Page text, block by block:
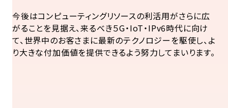
今後はコンピューティングリソースの利活用がさらに広
がることを見据え、来るべき５G・IoT・IPv6時代に向け
て、世界中のお客さまに最新のテクノロジーを駆使し、よ
り大きな付加価値を提供できるよう努力してまいります。